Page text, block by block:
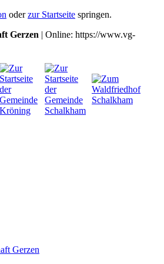
oderzur Startseite springen.
Gerzen | Online: https://www.vg-